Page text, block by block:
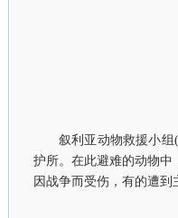
叙利亚动物救援小组
护所。在此避难的动物
因战争而受伤，有的遭